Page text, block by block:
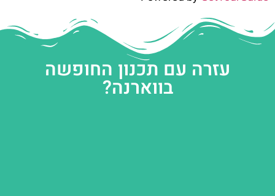
עזרה עם תכנון החופשה
בווארנה?